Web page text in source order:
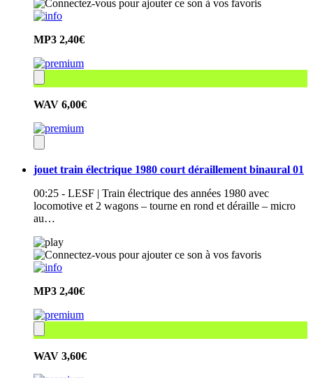
MP3 2,40€
WAV 6,00€
jouet train électrique 1980 court déraillement binaural 01
00:25 - LESF | Train électrique des années 1980 avec
locomotive et 2 wagons – tourne en rond et déraille – micro
au…
MP3 2,40€
WAV 3,60€